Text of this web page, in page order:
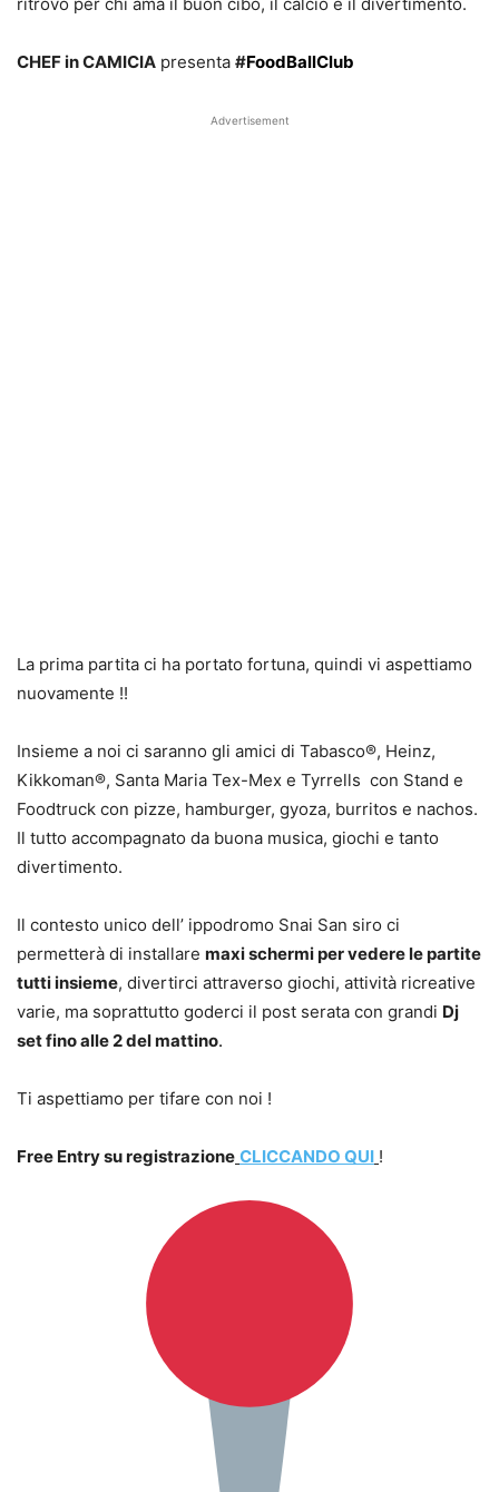
CHEF in CAMICIA presenta #FoodBallClub
Advertisement
La prima partita ci ha portato fortuna, quindi vi aspettiamo
nuovamente !!
Insieme a noi ci saranno gli amici di Tabasco®️, Heinz,
Kikkoman®️, Santa Maria Tex-Mex e Tyrrells con Stand e
Foodtruck con pizze, hamburger, gyoza, burritos e nachos.
Il tutto accompagnato da buona musica, giochi e tanto
divertimento.
Il contesto unico dell’ ippodromo Snai San siro ci
permetterà di installare maxi schermi per vedere le partite
tutti insieme, divertirci attraverso giochi, attività ricreative
varie, ma soprattutto goderci il post serata con grandi Dj
set fino alle 2 del mattino.
Ti aspettiamo per tifare con noi !
Free Entry su registrazione CLICCANDO QUI !